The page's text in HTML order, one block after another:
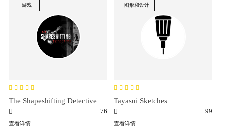
游戏
The Shapeshifting Detective
76
查看详情
图形和设计
Tayasui Sketches
99
查看详情